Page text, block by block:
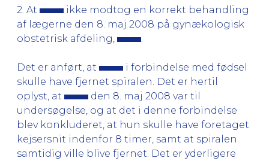
2. At
ikke modtog en korrekt behandling
af lægerne den 8. maj 2008 på gynækologisk
obstetrisk afdeling,
Det er anført, at
i forbindelse med fødsel
skulle have fjernet spiralen. Det er hertil
oplyst, at
den 8. maj 2008 var til
undersøgelse, og at det i denne forbindelse
blev konkluderet, at hun skulle have foretaget
kejsersnit indenfor 8 timer, samt at spiralen
samtidig ville blive fjernet. Det er yderligere